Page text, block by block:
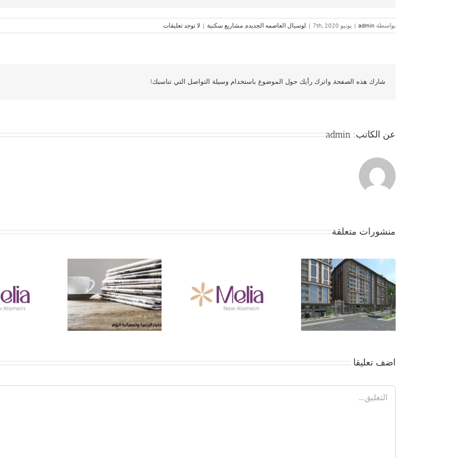
بواسطة admin
| يونيو 7th, 2020 | لوسيال العاصمه الجديده مشاريع سكنية | لا توجد تعليقات
شارك هذه الصفحة, واترك رأيك حول الموضوع باستخدام وسيلة التواصل التي تناسبك!
عن الكاتب: admin
منشورات متعلقة
جمعية بداية – الموقف الان
… لا تفاوض إلا بعد موافقة
جمعية بداية – إعلان جمعية
بداية عن حاجتها لشركه
تطوير عقارى لتنفيذ
مشروع ميليا العلمين
الجديده
جمعية بداية –
اضف تعليقا
تعليق